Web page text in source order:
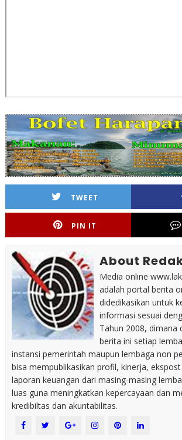
TWEET
PIN IT
About
Media online
adalah portal berita
didedikasikan untuk
informasi sesuai
Tahun 2008, dimana
berita ini setiap
instansi pemerintah maupun lembaga non
bisa mempublikasikan profil, kinerja,
laporan keuangan dari masing-masing
luas guna meningkatkan kepercayaan dan
kredibiltas dan akuntabilitas.